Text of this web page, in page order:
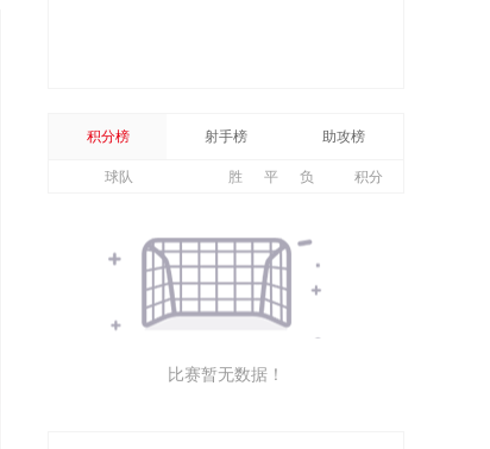
积分榜 射手榜 助攻榜
球队 胜 平 负 积分
比赛暂无数据！